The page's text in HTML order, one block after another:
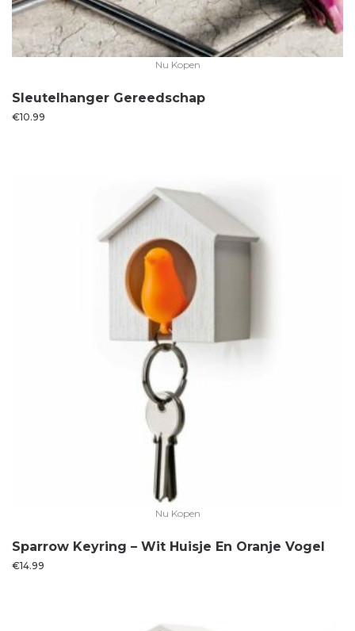
Nu Kopen
Sleutelhanger Gereedschap
€10.99
Nu Kopen
Sparrow Keyring – Wit Huisje En Oranje Vogel
€14.99